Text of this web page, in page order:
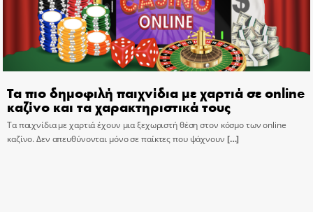
Τα πιο δημοφιλή παιχνίδια με χαρτιά σε online
καζίνο και τα χαρακτηριστικά τους
Τα παιχνίδια με χαρτιά έχουν μια ξεχωριστή θέση στον κόσμο των online
καζίνο. Δεν απευθύνονται μόνο σε παίκτες που ψάχνουν […]